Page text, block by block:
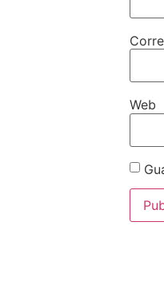
Web